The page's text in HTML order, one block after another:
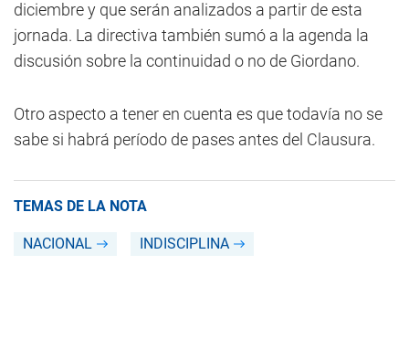
diciembre y que serán analizados a partir de esta
jornada. La directiva también sumó a la agenda la
discusión sobre la continuidad o no de Giordano.
Otro aspecto a tener en cuenta es que todavía no se
sabe si habrá período de pases antes del Clausura.
TEMAS DE LA NOTA
NACIONAL INDISCIPLINA